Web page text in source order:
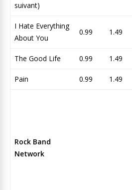
suivant)
I Hate Everything
About You
0.99 1.49
The Good Life 0.99 1.49
Pain 0.99 1.49
Rock Band
Network